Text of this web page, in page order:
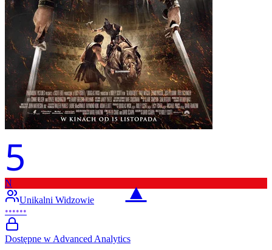
5
▲
N
Unikalni Widzowie
••••••
Dostępne w Advanced Analytics